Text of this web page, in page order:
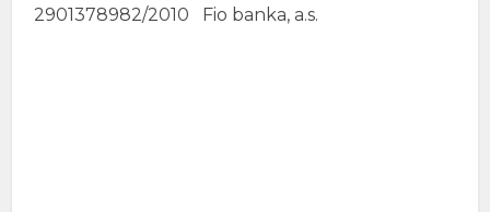
2901378982/2010 Fio banka, a.s.